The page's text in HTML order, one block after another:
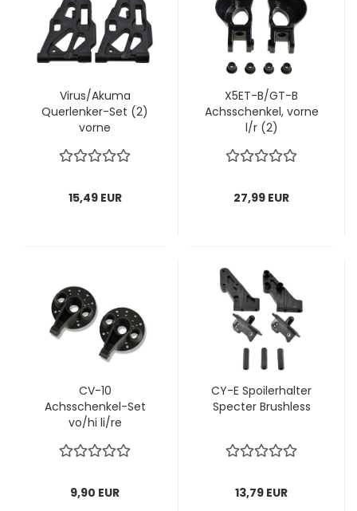
Virus/Akuma
Querlenker-Set (2)
vorne
15,49 EUR
X5ET-B/GT-B
Achsschenkel, vorne
l/r (2)
27,99 EUR
CV-10
Achsschenkel-Set
vo/hi li/re
9,90 EUR
CY-E Spoilerhalter
Specter Brushless
13,79 EUR